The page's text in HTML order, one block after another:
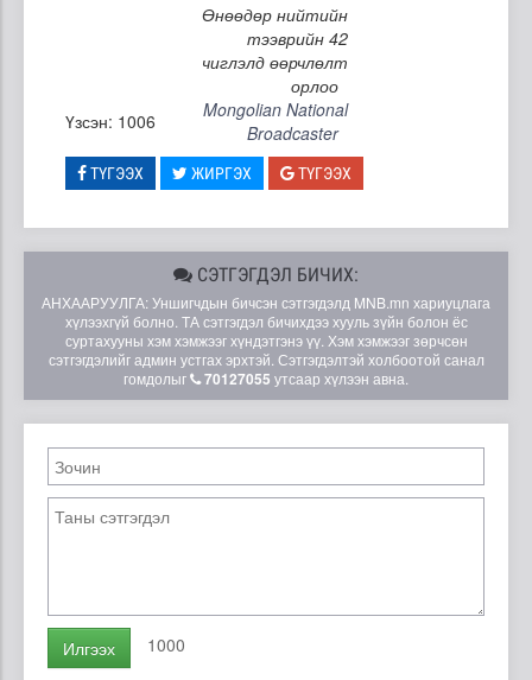
Өнөөдөр нийтийн
тээврийн 42
чиглэлд өөрчлөлт
орлоо
Үзсэн: 1006
Mongolian National
Broadcaster
ТҮГЭЭХ ЖИРГЭХ ТҮГЭЭХ
СЭТГЭГДЭЛ БИЧИХ:
АНХААРУУЛГА: Уншигчдын бичсэн сэтгэгдэлд MNB.mn хариуцлага
хүлээхгүй болно. ТА сэтгэгдэл бичихдээ хууль зүйн болон ёс
суртахууны хэм хэмжээг хүндэтгэнэ үү. Хэм хэмжээг зөрчсөн
сэтгэгдэлийг админ устгах эрхтэй. Сэтгэгдэлтэй холбоотой санал
гомдолыг
70127055 утсаар хүлээн авна.
Илгээх 1000